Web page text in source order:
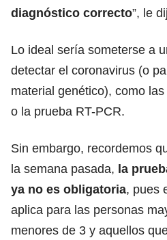
diagnóstico correcto”, le
Lo ideal sería someterse a
detectar el coronavirus (o
material genético), como
o la prueba RT-PCR.
Sin embargo, recordemos
la semana pasada, la
ya no es obligatoria, pues
aplica para las personas
menores de 3 y aquellos